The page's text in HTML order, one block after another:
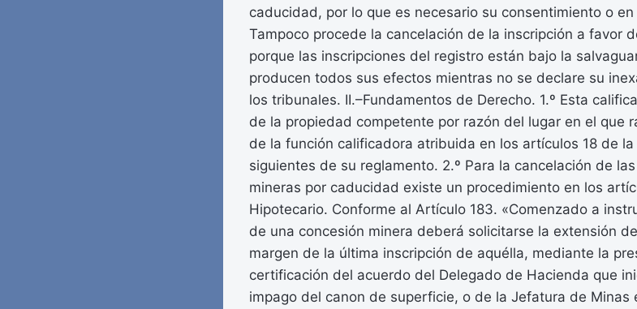
caducidad, por lo que es necesario su consentimiento o
Tampoco procede la cancelación de la inscripción a favor
porque las inscripciones del registro están bajo la
producen todos sus efectos mientras no se declare su
los tribunales. II.–Fundamentos de Derecho. 1.º Esta
de la propiedad competente por razón del lugar en el que
de la función calificadora atribuida en los artículos 18 de
siguientes de su reglamento. 2.º Para la cancelación de
mineras por caducidad existe un procedimiento en los
Hipotecario. Conforme al Artículo 183. «Comenzado a
de una concesión minera deberá solicitarse la extensión
margen de la última inscripción de aquélla, mediante la
certificación del acuerdo del Delegado de Hacienda que
impago del canon de superficie, o de la Jefatura de Minas